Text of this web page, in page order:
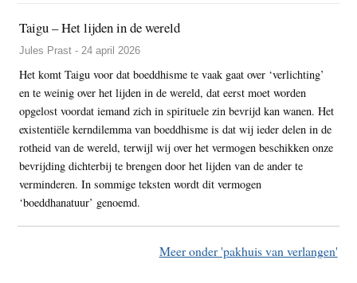
Taigu – Het lijden in de wereld
Jules Prast - 24 april 2026
Het komt Taigu voor dat boeddhisme te vaak gaat over ‘verlichting’
en te weinig over het lijden in de wereld, dat eerst moet worden
opgelost voordat iemand zich in spirituele zin bevrijd kan wanen. Het
existentiële kerndilemma van boeddhisme is dat wij ieder delen in de
rotheid van de wereld, terwijl wij over het vermogen beschikken onze
bevrijding dichterbij te brengen door het lijden van de ander te
verminderen. In sommige teksten wordt dit vermogen
‘boeddhanatuur’ genoemd.
Meer onder 'pakhuis van verlangen'